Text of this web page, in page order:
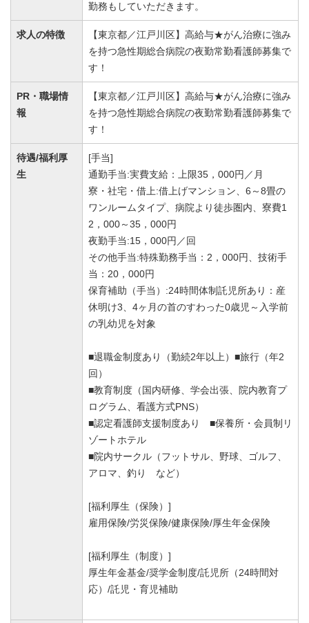
勤務もしていただきます。
求人の特徴
【東京都／江戸川区】高給与★がん治療に強み
を持つ急性期総合病院の夜勤常勤看護師募集で
す！
PR・職場情
報
【東京都／江戸川区】高給与★がん治療に強み
を持つ急性期総合病院の夜勤常勤看護師募集で
す！
待遇/福利厚
生
[手当]
通勤手当:実費支給：上限35，000円／月
寮・社宅・借上:借上げマンション、6～8畳の
ワンルームタイプ、病院より徒歩圏内、寮費1
2，000～35，000円
夜勤手当:15，000円／回
その他手当:特殊勤務手当：2，000円、技術手
当：20，000円
保育補助（手当）:24時間体制託児所あり：産
休明け3、4ヶ月の首のすわった0歳児～入学前
の乳幼児を対象
■退職金制度あり（勤続2年以上）■旅行（年2
回）
■教育制度（国内研修、学会出張、院内教育プ
ログラム、看護方式PNS）
■認定看護師支援制度あり ■保養所・会員制リ
ゾートホテル
■院内サークル（フットサル、野球、ゴルフ、
アロマ、釣り など）
[福利厚生（保険）]
雇用保険/労災保険/健康保険/厚生年金保険
[福利厚生（制度）]
厚生年金基金/奨学金制度/託児所（24時間対
応）/託児・育児補助